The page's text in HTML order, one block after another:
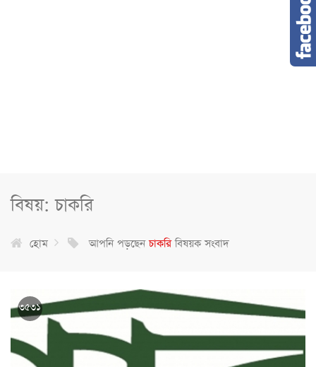
বিষয়: চাকরি
হোম আপনি পড়ছেনচাকরিবিষয়ক সংবাদ
৩৫৩১